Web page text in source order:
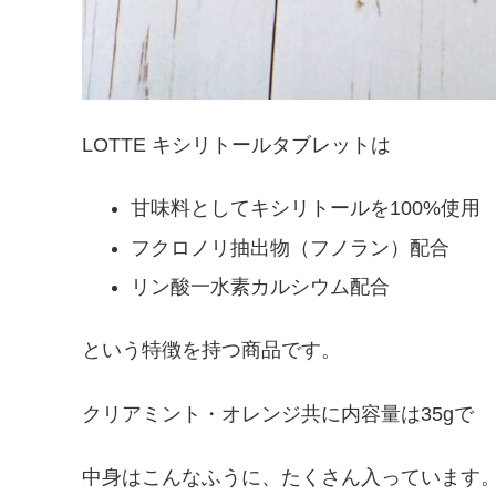
LOTTE キシリトールタブレットは
甘味料としてキシリトールを100%使用
フクロノリ抽出物（フノラン）配合
リン酸一水素カルシウム配合
という特徴を持つ商品です。
クリアミント・オレンジ共に内容量は35gで
中身はこんなふうに、たくさん入っています